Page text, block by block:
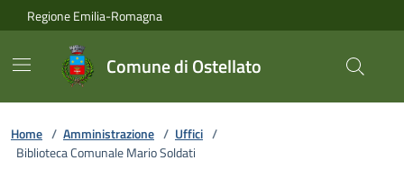
Vai ai contenuti
Vai al footer
Regione Emilia-Romagna
Comune di Ostellato
Home / Amministrazione / Uffici /
Biblioteca Comunale Mario Soldati